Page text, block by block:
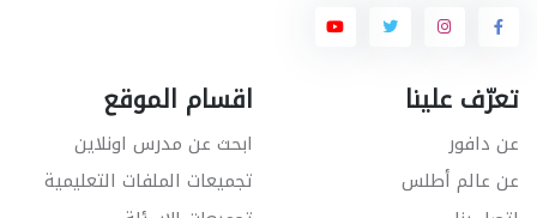
تعرّف علينا
عن دافور
عن عالم أطلس
اقسام الموقع
ابحث عن مدرس اونلاين
تجميعات الملفات التعليمية